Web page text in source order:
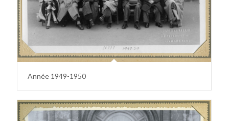
Année 1949-1950